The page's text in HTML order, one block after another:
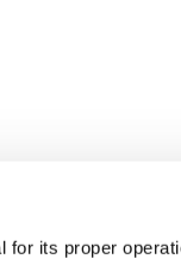
its proper